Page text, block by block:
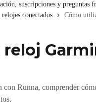
suscripciones y preguntas
conectados Cómo
Runna, comprender